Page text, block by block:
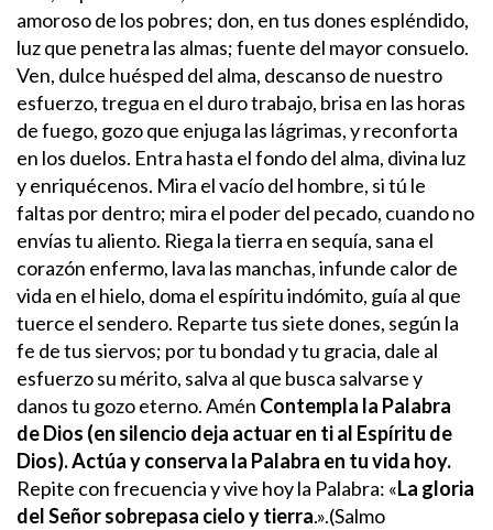
amoroso de los pobres; don, en tus dones espléndido,
luz que penetra las almas; fuente del mayor consuelo.
Ven, dulce huésped del alma, descanso de nuestro
esfuerzo,tregua en el duro trabajo, brisa en las horas
de fuego, gozo que enjuga las lágrimas, y reconforta
en los duelos. Entra hasta el fondo del alma, divina luz
y enriquécenos. Mira el vacío del hombre, si tú le
faltas por dentro; mira el poder del pecado, cuando no
envías tu aliento. Riega la tierra en sequía, sana el
corazón enfermo, lava las manchas, infunde calor de
vida en el hielo, doma el espíritu indómito, guía al que
tuerce el sendero. Reparte tus siete dones, según la
fe de tus siervos; por tu bondad y tu gracia, dale al
esfuerzo su mérito, salva al que busca salvarse y
danos tu gozo eterno. Amén Contempla la Palabra
de Dios (en silencio deja actuar en ti al Espíritu de
Dios). Actúa y conserva la Palabra en tu vida hoy.
Repite con frecuencia y vive hoy la Palabra: «La gloria
del Señor sobrepasa cielo y tierra.».(Salmo